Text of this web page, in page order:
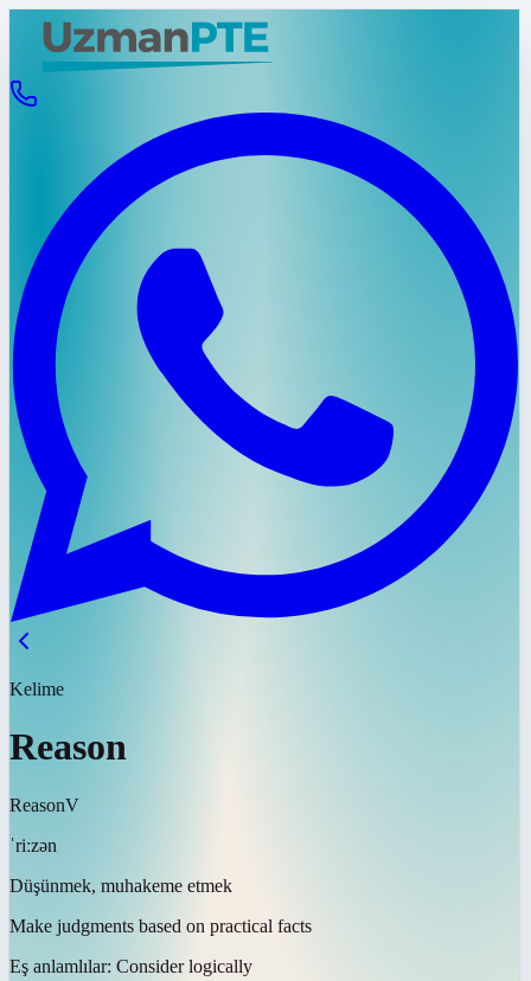
Kelime
Reason
ReasonV
ˈriːzən
Düşünmek, muhakeme etmek
Make judgments based on practical facts
Eş anlamlılar: Consider logically